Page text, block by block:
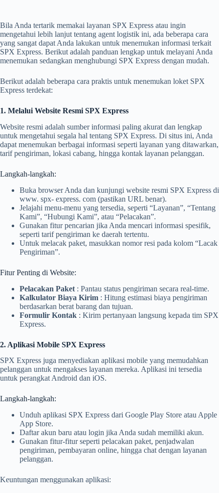
Bila Anda tertarik memakai layanan SPX Express atau ingin
mengetahui lebih lanjut tentang agent logistik ini, ada beberapa cara
yang sangat dapat Anda lakukan untuk menemukan informasi terkait
SPX Express. Berikut adalah panduan lengkap untuk melayani Anda
menemukan sedangkan menghubungi SPX Express dengan mudah.
Berikut adalah beberapa cara praktis untuk menemukan loket SPX
Express terdekat:
1. Melalui Website Resmi SPX Express
Website resmi adalah sumber informasi paling akurat dan lengkap
untuk mengetahui segala hal tentang SPX Express. Di situs ini, Anda
dapat menemukan berbagai informasi seperti layanan yang ditawarkan,
tarif pengiriman, lokasi cabang, hingga kontak layanan pelanggan.
Langkah-langkah:
Buka browser Anda dan kunjungi website resmi SPX Express di
www. spx- express. com (pastikan URL benar).
Jelajahi menu-menu yang tersedia, seperti “Layanan”, “Tentang
Kami”, “Hubungi Kami”, atau “Pelacakan”.
Gunakan fitur pencarian jika Anda mencari informasi spesifik,
seperti tarif pengiriman ke daerah tertentu.
Untuk melacak paket, masukkan nomor resi pada kolom “Lacak
Pengiriman”.
Fitur Penting di Website:
Pelacakan Paket : Pantau status pengiriman secara real-time.
Kalkulator Biaya Kirim : Hitung estimasi biaya pengiriman
berdasarkan berat barang dan tujuan.
Formulir Kontak : Kirim pertanyaan langsung kepada tim SPX
Express.
2. Aplikasi Mobile SPX Express
SPX Express juga menyediakan aplikasi mobile yang memudahkan
pelanggan untuk mengakses layanan mereka. Aplikasi ini tersedia
untuk perangkat Android dan iOS.
Langkah-langkah:
Unduh aplikasi SPX Express dari Google Play Store atau Apple
App Store.
Daftar akun baru atau login jika Anda sudah memiliki akun.
Gunakan fitur-fitur seperti pelacakan paket, penjadwalan
pengiriman, pembayaran online, hingga chat dengan layanan
pelanggan.
Keuntungan menggunakan aplikasi: